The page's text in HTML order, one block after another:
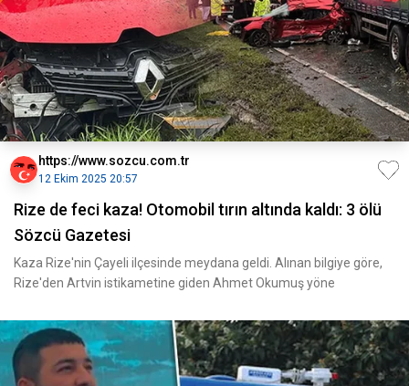
https://www.sozcu.com.tr
12 Ekim 2025 20:57
Rize de feci kaza! Otomobil tırın altında kaldı: 3 ölü
Sözcü Gazetesi
Kaza Rize'nin Çayeli ilçesinde meydana geldi. Alınan bilgiye göre,
Rize'den Artvin istikametine giden Ahmet Okumuş yöne